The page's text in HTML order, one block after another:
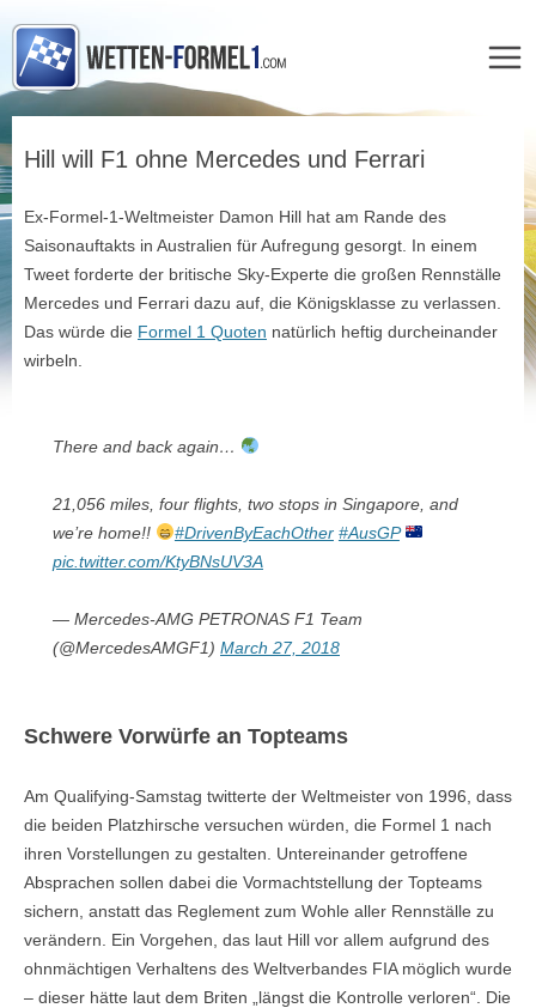
springen
Hill will F1 ohne Mercedes und Ferrari
Ex-Formel-1-Weltmeister Damon Hill hat am Rande des
Saisonauftakts in Australien für Aufregung gesorgt. In einem
Tweet forderte der britische Sky-Experte die großen Rennställe
Mercedes und Ferrari dazu auf, die Königsklasse zu verlassen.
Das würde die Formel 1 Quoten natürlich heftig durcheinander
wirbeln.
There and back again…
21,056 miles, four flights, two stops in Singapore, and
we’re home!!
#DrivenByEachOther #AusGP
pic.twitter.com/KtyBNsUV3A
— Mercedes-AMG PETRONAS F1 Team
(@MercedesAMGF1) March 27, 2018
Schwere Vorwürfe an Topteams
Am Qualifying-Samstag twitterte der Weltmeister von 1996, dass
die beiden Platzhirsche versuchen würden, die Formel 1 nach
ihren Vorstellungen zu gestalten. Untereinander getroffene
Absprachen sollen dabei die Vormachtstellung der Topteams
sichern, anstatt das Reglement zum Wohle aller Rennställe zu
verändern. Ein Vorgehen, das laut Hill vor allem aufgrund des
ohnmächtigen Verhaltens des Weltverbandes FIA möglich wurde
– dieser hätte laut dem Briten „längst die Kontrolle verloren“. Die